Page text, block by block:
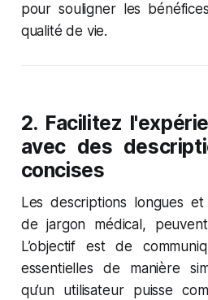
pour souligner les
qualité de vie.
2. Facilitez
avec des
concises
Les descriptions longues
de jargon médical,
L’objectif est de
essentielles de manière
qu’un utilisateur puisse